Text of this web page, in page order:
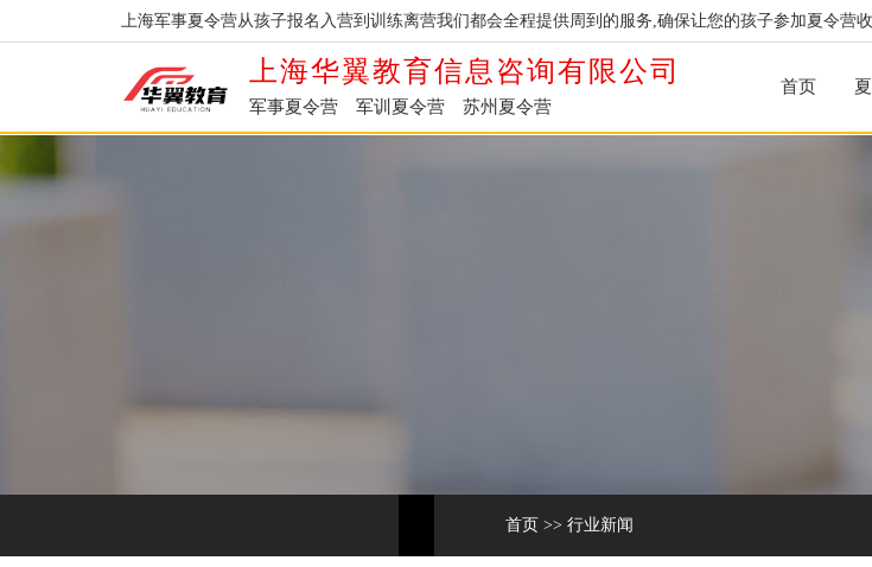
上海军事夏令营从孩子报名入营到训练离营我们都会全程提供周到的服务,确保让您的孩子参加夏令营
上海华翼教育信息咨询有限公司
军事夏令营 军训夏令营 苏州夏令营
首页
首页 >> 行业新闻